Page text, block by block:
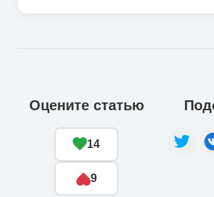
Оцените статью
14
9